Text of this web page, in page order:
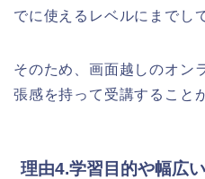
でに使えるレベルにまでし
そのため、画面越しのオン
張感を持って受講すること
理由4.学習目的や幅広